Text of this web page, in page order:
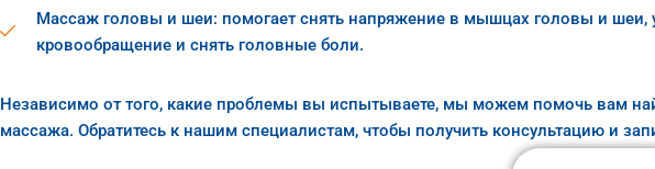
Массаж головы и шеи: помогает снять напряжение в мышцах головы и шеи,
кровообращение и снять головные боли.
Независимо от того, какие проблемы вы испытываете, мы можем помочь вам
массажа. Обратитесь к нашим специалистам, чтобы получить консультацию и